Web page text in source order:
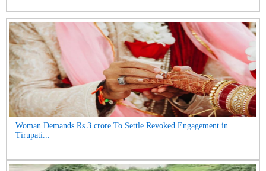
Woman Demands Rs 3 crore To Settle Revoked Engagement in
Tirupati...